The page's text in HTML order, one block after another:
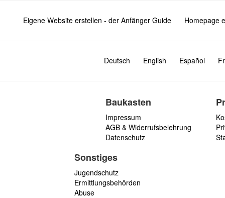
Eigene Website erstellen - der Anfänger Guide Homepage
Deutsch English Español
Baukasten
Impressum
AGB & Widerrufsbelehrung
Datenschutz
Sonstiges
Jugendschutz
Ermittlungsbehörden
Abuse